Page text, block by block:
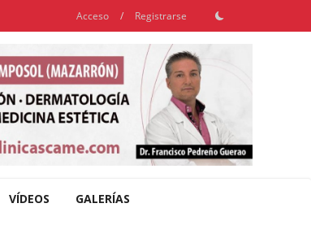
Acceso / Registrarse
VÍDEOS GALERÍAS